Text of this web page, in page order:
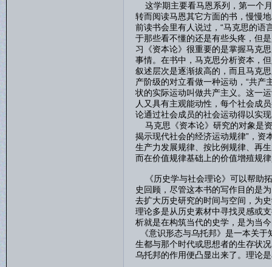
这学期主要看马恩系列，第一个
转而阅读马恩其它方面的书，慢慢
前读书会里有人说过，“马克思的语
于那些看不懂的还是有些头疼，但
习《资本论》很重要的是掌握马克
事情。在书中，马克思分析资本，
叙述层次是逐渐拔高的，而且马克
产阶级的对立看做一种运动，“共
状的实际运动叫做共产主义。这一
人又具有主观能动性，每个社会成
论通过社会成员的社会运动得以实
马克思《资本论》研究的对象是
揭示现代社会的经济运动规律”，资
生产力发展规律、按比例规律、再
而在价值规律基础上的价值增殖规
《历史学与社会理论》可以帮助
史回顾，尽管这本书的写作目的是
去扩大历史研究的时间与空间，为
理论多是从历史素材中寻找灵感或
析就是在构筑当代的史学，是为当
《意识形态与乌托邦》是一本关
生都与那个时代或思想者的生存状
乌托邦的作用便凸显出来了。理论